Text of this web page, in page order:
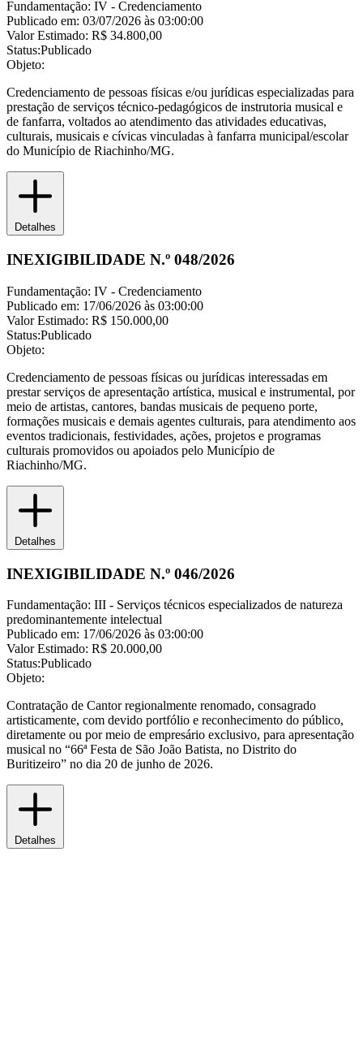
Fundamentação: IV - Credenciamento
Publicado em: 03/07/2026 às 03:00:00
Valor Estimado: R$ 34.800,00
Status:Publicado
Objeto:
Credenciamento de pessoas físicas e/ou jurídicas especializadas para
prestação de serviços técnico-pedagógicos de instrutoria musical e
de fanfarra, voltados ao atendimento das atividades educativas,
culturais, musicais e cívicas vinculadas à fanfarra municipal/escolar
do Município de Riachinho/MG.
Detalhes
INEXIGIBILIDADE N.º 048/2026
Fundamentação: IV - Credenciamento
Publicado em: 17/06/2026 às 03:00:00
Valor Estimado: R$ 150.000,00
Status:Publicado
Objeto:
Credenciamento de pessoas físicas ou jurídicas interessadas em
prestar serviços de apresentação artística, musical e instrumental, por
meio de artistas, cantores, bandas musicais de pequeno porte,
formações musicais e demais agentes culturais, para atendimento aos
eventos tradicionais, festividades, ações, projetos e programas
culturais promovidos ou apoiados pelo Município de
Riachinho/MG.
Detalhes
INEXIGIBILIDADE N.º 046/2026
Fundamentação: III - Serviços técnicos especializados de natureza
predominantemente intelectual
Publicado em: 17/06/2026 às 03:00:00
Valor Estimado: R$ 20.000,00
Status:Publicado
Objeto:
Contratação de Cantor regionalmente renomado, consagrado
artisticamente, com devido portfólio e reconhecimento do público,
diretamente ou por meio de empresário exclusivo, para apresentação
musical no “66ª Festa de São João Batista, no Distrito do
Buritizeiro” no dia 20 de junho de 2026.
Detalhes